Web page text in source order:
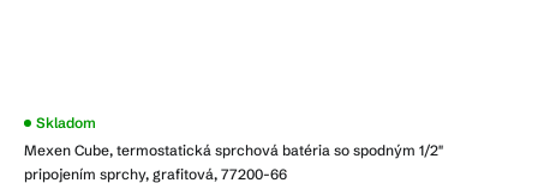
Mexen Cube, termostatická sprchová batéria so spodným 1/2"
pripojením sprchy, grafitová, 77200-66
Priemerné
produktu
je
Skladom